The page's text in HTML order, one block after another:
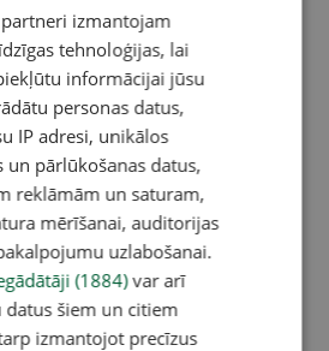
izmantojam
tehnoloģijas, lai
informācijai jūsu
personas datus,
IP adresi, unikālos
pārlūkošanas datus,
reklāmām un saturam,
mērīšanai, auditorijas
uzlabošanai.
(1884)var arī
datus šiem un citiem
izmantojot precīzus